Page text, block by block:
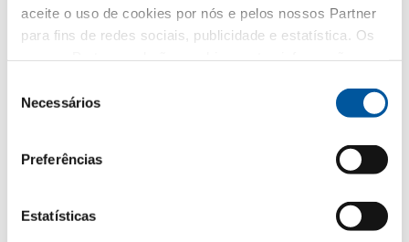
aceite o uso de cookies por nós e pelos nossos Partner
para fins de redes sociais, publicidade e estatística. Os
parte da sua utilização do website. Obrigado.
Necessários
Preferências
Estatísticas *Campos obrigatórios